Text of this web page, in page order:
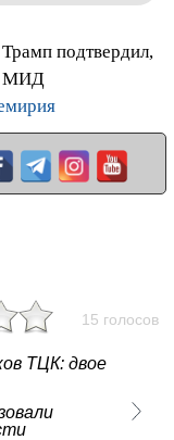
подтвердил,
МИД
15 голосов
ТЦК: двое